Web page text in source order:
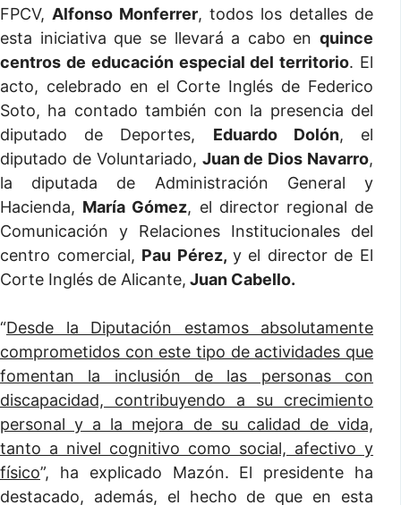
FPCV, Alfonso Monferrer, todos los detalles de
esta iniciativa que se llevará a cabo en quince
centros de educación especial del territorio. El
acto, celebrado en el Corte Inglés de Federico
Soto, ha contado también con la presencia del
diputado de Deportes, Eduardo Dolón, el
diputado de Voluntariado, Juan de Dios Navarro,
la diputada de Administración General y
Hacienda, María Gómez, el director regional de
Comunicación y Relaciones Institucionales del
centro comercial, Pau Pérez, y el director de El
Corte Inglés de Alicante, Juan Cabello.
“Desde la Diputación estamos absolutamente
comprometidos con este tipo de actividades que
fomentan la inclusión de las personas con
discapacidad, contribuyendo a su crecimiento
personal y a la mejora de su calidad de vida,
tanto a nivel cognitivo como social, afectivo y
físico”, ha explicado Mazón. El presidente ha
destacado, además, el hecho de que en esta